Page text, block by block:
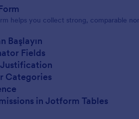
helps you collect strong, comparable
Başlayın
Fields
Categories
in Jotform Tables